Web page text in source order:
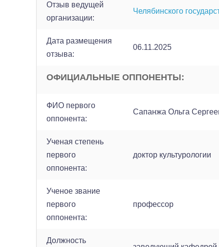
Отзыв ведущей
организации:
Челябинского
Дата размещения
отзыва:
06.11.2025
ОФИЦИАЛЬНЫЕ ОППОНЕНТЫ:
ФИО первого
оппонента:
Сапанжа Ольга
Ученая степень
первого
оппонента:
доктор культурологии
Ученое звание
первого
оппонента:
профессор
Должность